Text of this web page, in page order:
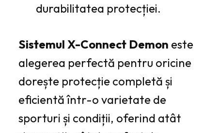
durabilitatea protecției.
Sistemul X-Connect Demon este
alegerea perfectă pentru oricine
dorește protecție completă și
eficientă într-o varietate de
sporturi și condiții, oferind atât